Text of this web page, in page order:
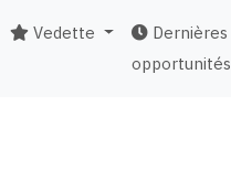
Vedette
Dernières
opportunités